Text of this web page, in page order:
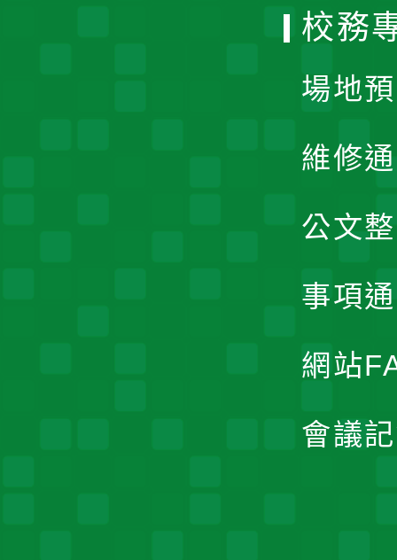
校務
場地
維修
公文
事項
網站
會議